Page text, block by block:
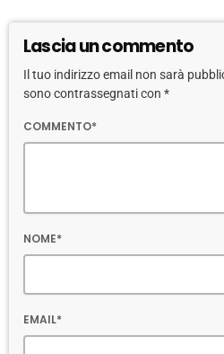
Lascia un commento
Il tuo indirizzo email non sarà
sono contrassegnati con *
COMMENTO*
NOME*
EMAIL*